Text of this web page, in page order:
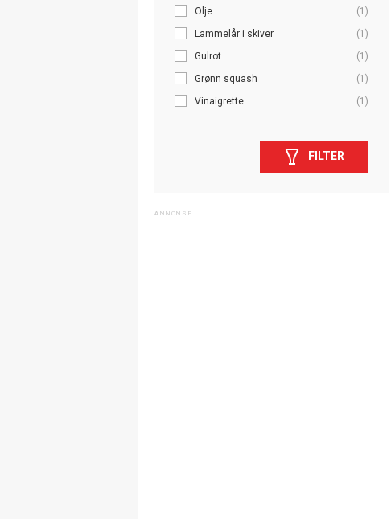
Olje
(1)
Lammelår i skiver
(1)
Gulrot
(1)
Grønn squash
(1)
Vinaigrette
(1)
FILTER